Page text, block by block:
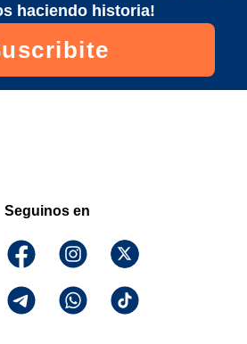
haciendo historia!
Seguinos en